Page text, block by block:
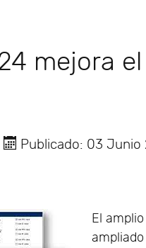
mejora
Publicado: 03 Junio
El